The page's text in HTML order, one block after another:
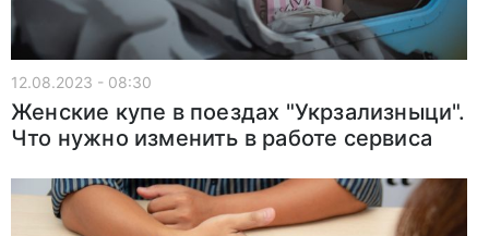
12.08.2023 - 08:30
Женские купе в поездах "Укрзализныци".
Что нужно изменить в работе сервиса